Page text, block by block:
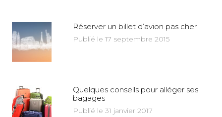
Réserver un billet d’avion pas cher
Publié le 17 septembre 2015
Quelques conseils pour alléger ses
bagages
Publié le 31 janvier 2017